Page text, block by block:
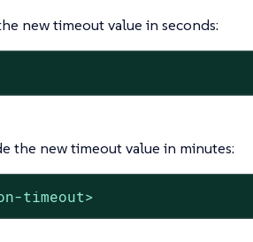
new timeout value in seconds:
the new timeout value in minutes:
timeout>